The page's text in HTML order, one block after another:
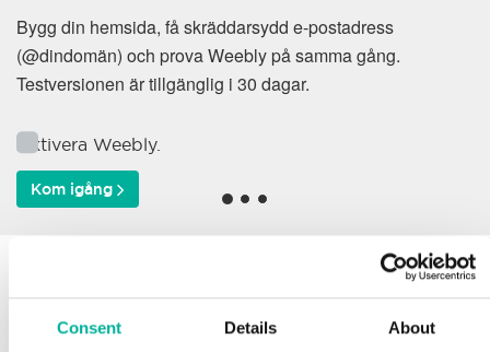
Consent Details About
Bygg din hemsida, få skräddarsydd e-postadress
(@dindomän) och prova Weebly på samma gång.
Testversionen är tillgänglig i 30 dagar.
Aktivera Weebly.
Kom igång
Varför väljer våra kunder
oss?